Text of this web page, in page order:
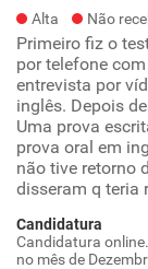
Alta Não
Primeiro fiz o
por telefone
entrevista por
inglês. Depois
Uma prova
prova oral em
não tive retorno
disseram q teria
Candidatura
Candidatura
no mês de